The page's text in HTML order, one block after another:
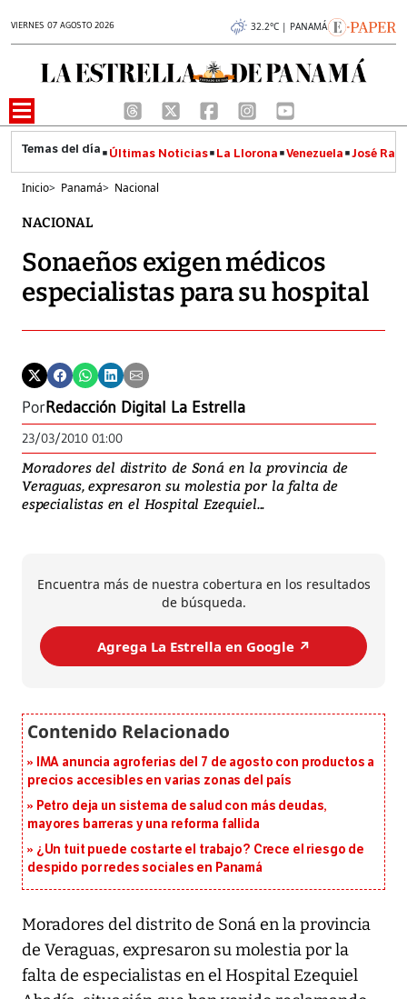
VIERNES 07 AGOSTO 2026 32.2°C | PANAMÁ
Últimas Noticias La Llorona Venezuela José
Inicio> Panamá> Nacional
NACIONAL
Sonaeños exigen médicos
especialistas para su hospital
PorRedacción Digital La Estrella
23/03/2010 01:00
Moradores del distrito de Soná en la provincia de
Veraguas, expresaron su molestia por la falta de
especialistas en el Hospital Ezequiel...
Encuentra más de nuestra cobertura en los resultados
de búsqueda.
Agrega La Estrella en Google ↗️
IMA anuncia agroferias del 7 de agosto con productos a
precios accesibles en varias zonas del país
Petro deja un sistema de salud con más deudas,
mayores barreras y una reforma fallida
¿Un tuit puede costarte el trabajo? Crece el riesgo de
despido por redes sociales en Panamá
Moradores del distrito de Soná en la provincia
de Veraguas, expresaron su molestia por la
falta de especialistas en el Hospital Ezequiel